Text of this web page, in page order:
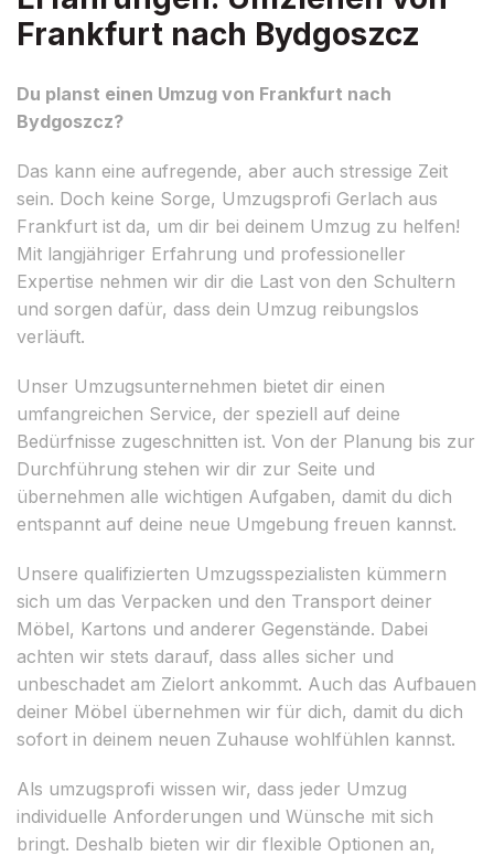
Frankfurt nach Bydgoszcz
Du planst einen Umzug von Frankfurt nach
Bydgoszcz?
Das kann eine aufregende, aber auch stressige Zeit
sein. Doch keine Sorge, Umzugsprofi Gerlach aus
Frankfurt ist da, um dir bei deinem Umzug zu helfen!
Mit langjähriger Erfahrung und professioneller
Expertise nehmen wir dir die Last von den Schultern
und sorgen dafür, dass dein Umzug reibungslos
verläuft.
Unser Umzugsunternehmen bietet dir einen
umfangreichen Service, der speziell auf deine
Bedürfnisse zugeschnitten ist. Von der Planung bis zur
Durchführung stehen wir dir zur Seite und
übernehmen alle wichtigen Aufgaben, damit du dich
entspannt auf deine neue Umgebung freuen kannst.
Unsere qualifizierten Umzugsspezialisten kümmern
sich um das Verpacken und den Transport deiner
Möbel, Kartons und anderer Gegenstände. Dabei
achten wir stets darauf, dass alles sicher und
unbeschadet am Zielort ankommt. Auch das Aufbauen
deiner Möbel übernehmen wir für dich, damit du dich
sofort in deinem neuen Zuhause wohlfühlen kannst.
Als umzugsprofi wissen wir, dass jeder Umzug
individuelle Anforderungen und Wünsche mit sich
bringt. Deshalb bieten wir dir flexible Optionen an,